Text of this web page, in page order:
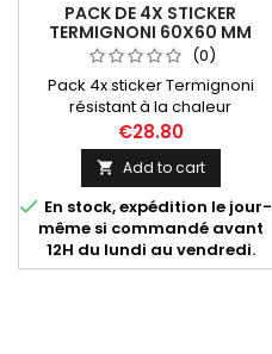
PACK DE 4X STICKER
TERMIGNONI 60X60 MM
(0)
Pack 4x sticker Termignoni
résistant à la chaleur
dimension 60x60mm.
€28.80
 Add to cart
 En stock, expédition le jour-
même si commandé avant
12H du lundi au vendredi.